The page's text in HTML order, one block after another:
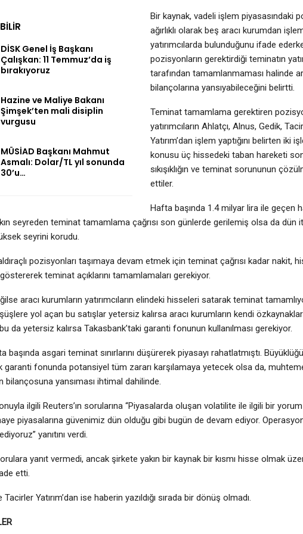
DİSK Genel İş Başkanı
Çalışkan: 11 Temmuz’da iş
bırakıyoruz
Hazine ve Maliye Bakanı
Şimşek’ten mali disiplin
vurgusu
MÜSİAD Başkanı Mahmut
Asmalı: Dolar/TL yıl sonunda
30’u…
Bir kaynak, vadeli işlem piyasasındaki
ağırlıklı olarak beş aracı kurumdan
yatırımcılarda bulunduğunu ifade
pozisyonların gerektirdiği teminatın
tarafından tamamlanmaması halinde
bilançolarına yansıyabileceğini belirtti.
Teminat tamamlama gerektiren
yatırımcıların Ahlatçı, Alnus, Gedik,
Yatırım’dan işlem yaptığını belirten iki
konusu üç hissedeki taban hareketi
sıkışıklığın ve teminat sorununun
ettiler.
Hafta başında 1.4 milyar lira ile geçen
seyreden teminat tamamlama çağrısı son günlerde gerilemiş olsa da dün
seyrini korudu.
pozisyonları taşımaya devam etmek için teminat çağrısı kadar nakit,
teminat açıklarını tamamlamaları gerekiyor.
aracı kurumların yatırımcıların elindeki hisseleri satarak teminat
yol açan bu satışlar yetersiz kalırsa aracı kurumların kendi
da yetersiz kalırsa Takasbank’taki garanti fonunun kullanılması gerekiyor.
başında asgari teminat sınırlarını düşürerek piyasayı rahatlatmıştı.
garanti fonunda potansiyel tüm zararı karşılamaya yetecek olsa da,
bilançosuna yansıması ihtimal dahilinde.
ilgili Reuters’ın sorularına “Piyasalarda oluşan volatilite ile ilgili bir
piyasalarına güvenimiz dün olduğu gibi bugün de devam ediyor.
yanıtını verdi.
yanıt vermedi, ancak şirkete yakın bir kaynak bir kısmı hisse olmak
etti.
Yatırım’dan ise haberin yazıldığı sırada bir dönüş olmadı.